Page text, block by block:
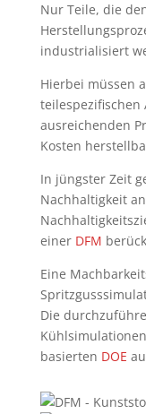
Nur Teile, die
industrialisiert
Hierbei müssen
ausreichenden
Kosten
In jüngster Zeit
Nachhaltigkeit
einer DFM
Eine
Die
basierten DOE